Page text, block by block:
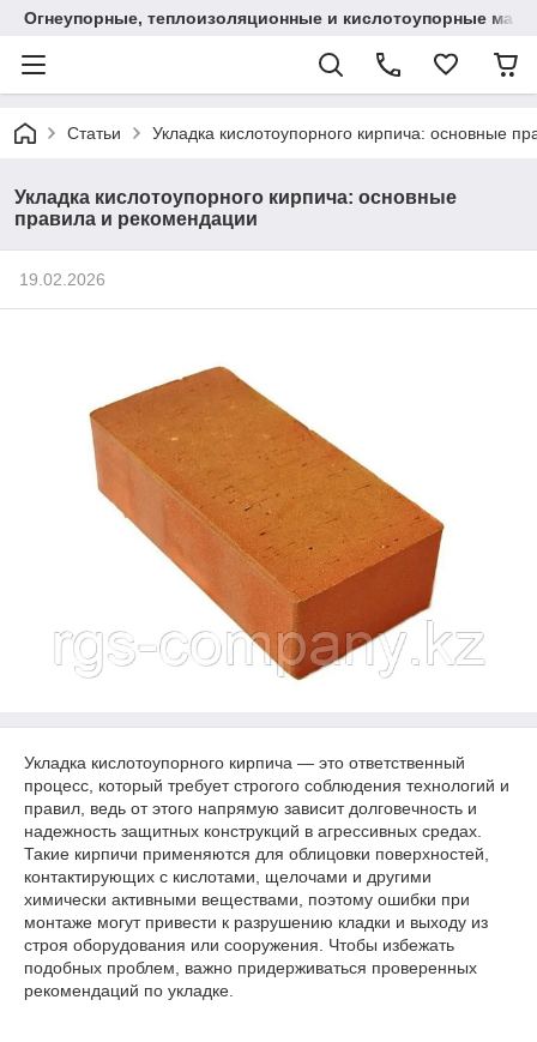
Огнеупорные, теплоизоляционные и кислотоупорные
Статьи Укладка кислотоупорного кирпича: основные
Укладка кислотоупорного кирпича: основные
правила и рекомендации
19.02.2026
Укладка кислотоупорного кирпича — это ответственный
процесс, который требует строгого соблюдения технологий и
правил, ведь от этого напрямую зависит долговечность и
надежность защитных конструкций в агрессивных средах.
Такие кирпичи применяются для облицовки поверхностей,
контактирующих с кислотами, щелочами и другими
химически активными веществами, поэтому ошибки при
монтаже могут привести к разрушению кладки и выходу из
строя оборудования или сооружения. Чтобы избежать
подобных проблем, важно придерживаться проверенных
рекомендаций по укладке.